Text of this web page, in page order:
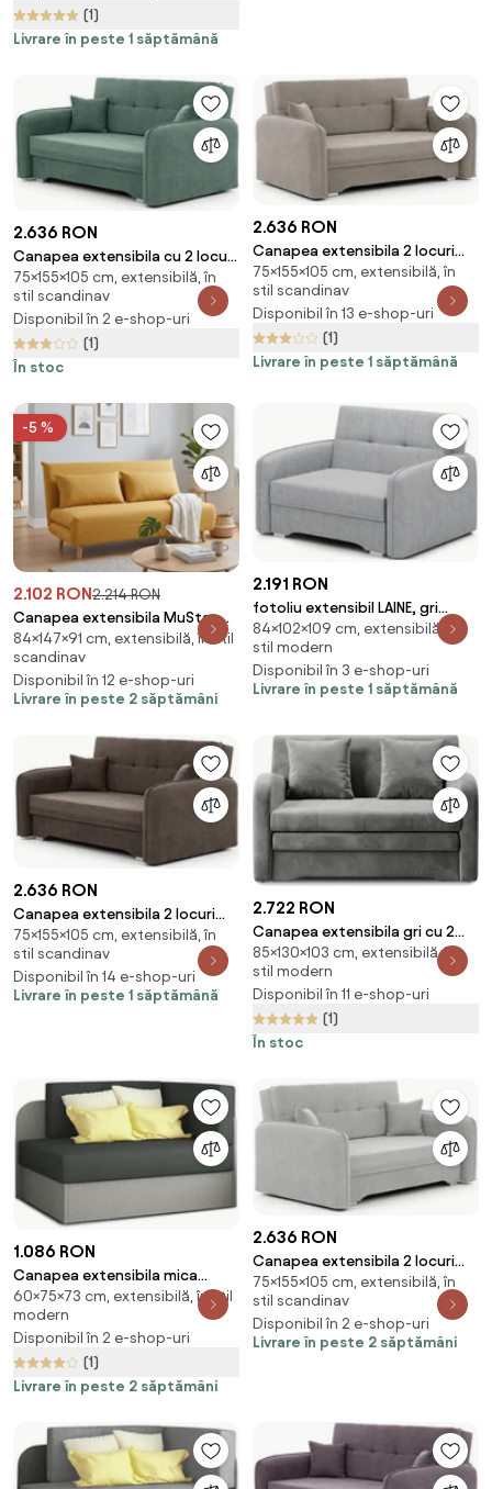
(1)
Livrare în peste 1 săptămână
2.636 RON
Canapea extensibila cu 2 locuri
LAINE, verde
75×155×105 cm, extensibilă, în
stil scandinav
Disponibil în 2 e-shop-uri
(1)
În stoc
2.636 RON
Canapea extensibila 2 locuri
LAINE, bej
75×155×105 cm, extensibilă, în
stil scandinav
Disponibil în 13 e-shop-uri
(1)
Livrare în peste 1 săptămână
-5 %
2.102 RON2.214 RON
Canapea extensibila MuStar,
SPIKE II
84×147×91 cm, extensibilă, în stil
scandinav
Disponibil în 12 e-shop-uri
Livrare în peste 2 săptămâni
2.191 RON
fotoliu extensibil LAINE, gri
deschis
84×102×109 cm, extensibilă, în
stil modern
Disponibil în 3 e-shop-uri
Livrare în peste 1 săptămână
2.636 RON
Canapea extensibila 2 locuri
LAINE, maro
75×155×105 cm, extensibilă, în
stil scandinav
Disponibil în 14 e-shop-uri
Livrare în peste 1 săptămână
2.722 RON
Canapea extensibila gri cu 2
locuri ARIO
85×130×103 cm, extensibilă, în
stil modern
Disponibil în 11 e-shop-uri
(1)
În stoc
1.086 RON
Canapea extensibila mica
ROSA, gri inchis/gri deschis
60×75×73 cm, extensibilă, în stil
modern
Disponibil în 2 e-shop-uri
(1)
Livrare în peste 2 săptămâni
2.636 RON
Canapea extensibila 2 locuri
LAINE, gri deschis
75×155×105 cm, extensibilă, în
stil scandinav
Disponibil în 2 e-shop-uri
Livrare în peste 2 săptămâni